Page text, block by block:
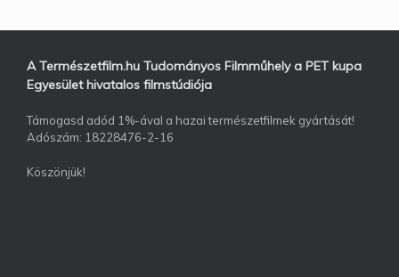
A Természetfilm.hu Tudományos Filmműhely a PET kupa
Egyesület hivatalos filmstúdiója
Támogasd adód 1%-ával a hazai természetfilmek gyártását!
Adószám: 18228476-2-16
Köszönjük!